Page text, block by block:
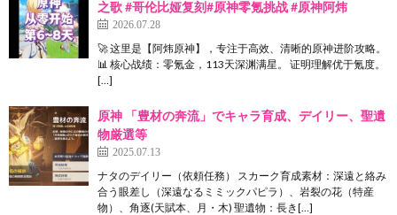
之歌 #哥伦比娅复刻#原神零氪挑战 #原神阿炜
2026.07.28
🚀 这里是【阿炜原神】，专注于高效、清晰的原神进阶攻略。
📊 核心战绩：零氪金，113天深渊满星。 证明理解优于氪度。
[…]
原神 「豊材の奔流」でキャラ育成、デイリー、聖遺
物厳選等
2025.07.13
ナタのデイリー（依頼任務） スカーク育成素材：深遠と絡み
合う眼差し（深遠なるミミックパピラ）、岩裂の花（特産
物）、角逐(天賦本、月・木) 聖遺物：長き[…]